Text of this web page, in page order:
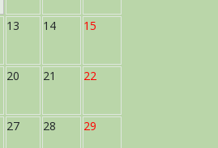
13 14 15
20 21 22
27 28 29